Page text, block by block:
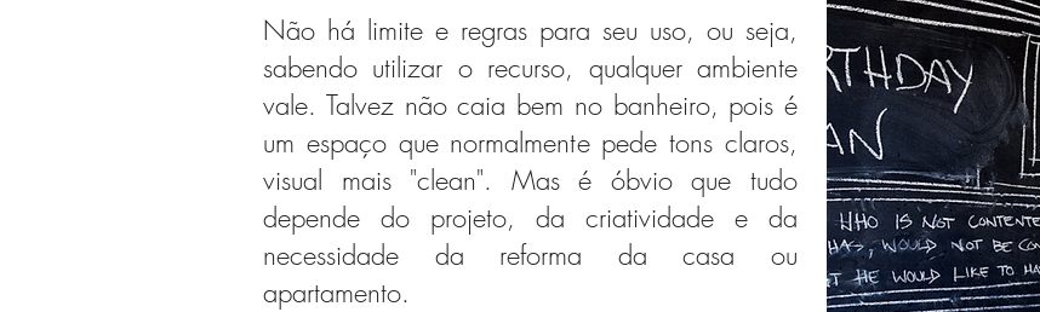
Não há limite e regras para seu uso, ou seja,
sabendo utilizar o recurso, qualquer ambiente
vale. Talvez não caia bem no banheiro, pois é
um espaço que normalmente pede tons claros,
visual mais "clean". Mas é óbvio que tudo
depende do projeto, da criatividade e da
necessidade da reforma da casa ou
apartamento.